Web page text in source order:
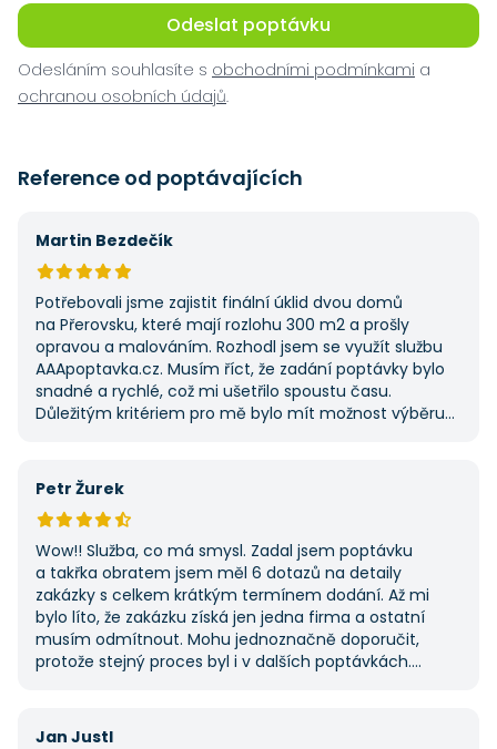
Odeslat poptávku
Odesláním souhlasíte s obchodními podmínkami a
ochranou osobních údajů.
Reference od poptávajících
Martin Bezdečík
Potřebovali jsme zajistit finální úklid dvou domů
na Přerovsku, které mají rozlohu 300 m2 a prošly
opravou a malováním. Rozhodl jsem se využít službu
AAApoptavka.cz. Musím říct, že zadání poptávky bylo
snadné a rychlé, což mi ušetřilo spoustu času.
Důležitým kritériem pro mě bylo mít možnost výběru
první, ale se službou jsem byl spokojený, protože mi
a příště jejich službu využiji znovu.
Petr Žurek
Wow!! Služba, co má smysl. Zadal jsem poptávku
a takřka obratem jsem měl 6 dotazů na detaily
zakázky s celkem krátkým termínem dodání. Až mi
bylo líto, že zakázku získá jen jedna firma a ostatní
musím odmítnout. Mohu jednoznačně doporučit,
protože stejný proces byl i v dalších poptávkách.
Jan Justl